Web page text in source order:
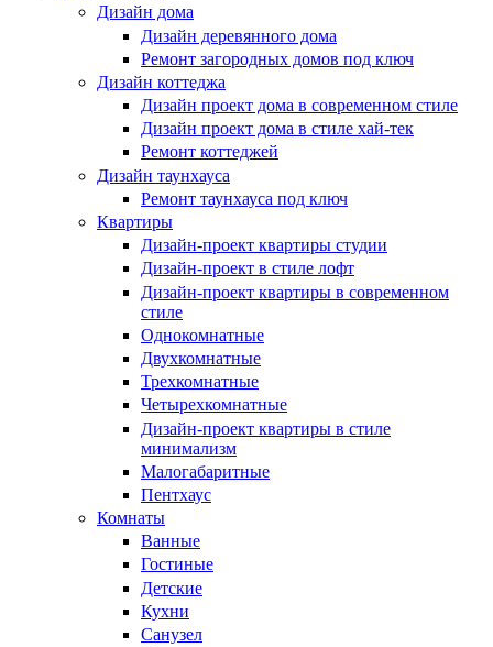
Дизайн дома
Дизайн деревянного дома
Ремонт загородных домов под ключ
Дизайн коттеджа
Дизайн проект дома в современном стиле
Дизайн проект дома в стиле хай-тек
Ремонт коттеджей
Дизайн таунхауса
Ремонт таунхауса под ключ
Квартиры
Дизайн-проект квартиры студии
Дизайн-проект в стиле лофт
Дизайн-проект квартиры в современном
стиле
Однокомнатные
Двухкомнатные
Трехкомнатные
Четырехкомнатные
Дизайн-проект квартиры в стиле
минимализм
Малогабаритные
Пентхаус
Комнаты
Ванные
Гостиные
Детские
Кухни
Санузел